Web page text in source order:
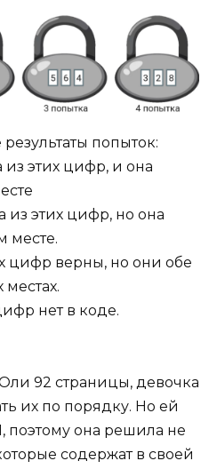
попыток:
из этих цифр, и она
из этих цифр, но она
месте.
цифр верны, но они обе
местах.
нет в коде.
92 страницы, девочка
их по порядку. Но ей
поэтому она решила не
содержат в своей